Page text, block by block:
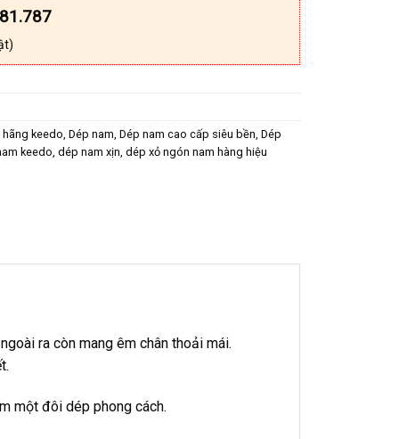
keedo, Dép nam, Dép nam cao cấp siêu bền, Dép
keedo, dép nam xịn, dép xỏ ngón nam hàng hiệu
ra còn mang êm chân thoải mái.
một đôi dép phong cách.